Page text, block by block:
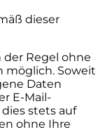
dieser
Regel ohne
möglich. Soweit
Daten
E-Mail-
stets auf
ohne Ihre